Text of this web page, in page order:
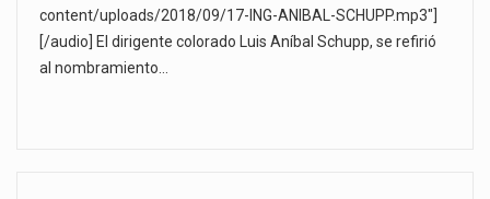
content/uploads/2018/09/17-ING-ANIBAL-SCHUPP.mp3"]
[/audio] El dirigente colorado Luis Aníbal Schupp, se refirió
al nombramiento…